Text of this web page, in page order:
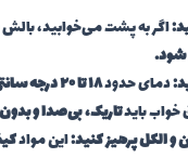
اگر به پشت می‌خوابید، بالش
شود.
دمای حدود۱۸ تا ۲۰ درجه سانتی‌گراد برای خواب بهتر توصیه می‌شود.
خواب بایدتاریک، بی‌صدا و
الکل پرهیز کنید:این مواد